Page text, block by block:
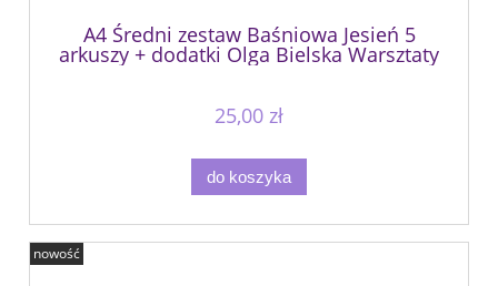
A4 Średni zestaw Baśniowa Jesień 5
arkuszy + dodatki Olga Bielska Warsztaty
Artystyczne jesienna niespodzianka 2026
25,00 zł
do koszyka
nowość